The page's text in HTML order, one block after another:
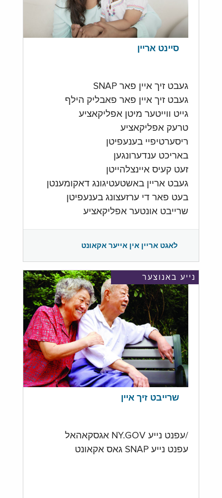
סיינט אריין
געבט זיך איין פאר SNAP
געבט זיך איין פאר פאבליק הילף
גייט ווייטער מיטן אפליקאציע
טרעק אפליקאציע
ריסערטיפיי בענעפיטן
באריכט ענדערונגען
זעט קעיס איינצלהייטן
געבט אריין באשטעטיגונג דאקומענטן
בעט פאר די ערזעצונג בענעפיטן
שרייבט אונטער אפליקאציע
לאגט אריין אין אייער אקאונט
נייע באנוצער
שרייבט זיך איין
/עפנט נייע NY.GOV אגסקאהאל
עפנט נייע SNAP גאס אקאונט